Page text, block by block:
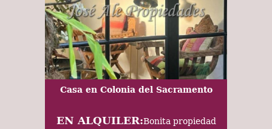
Casa en Colonia del Sacramento
EN ALQUILER:Bonita propiedad